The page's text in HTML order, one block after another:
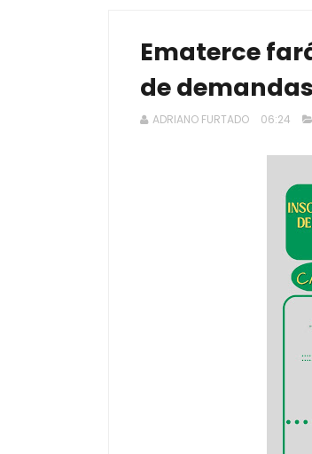
Ematerce
de
ADRIANO FURTADO 06:24